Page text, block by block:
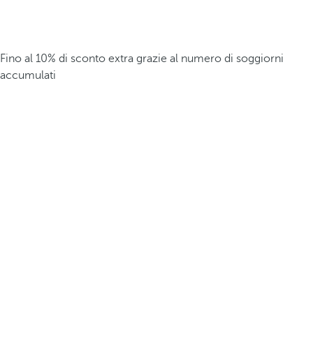
Fino al 10% di sconto extra grazie al numero di soggiorni
accumulati